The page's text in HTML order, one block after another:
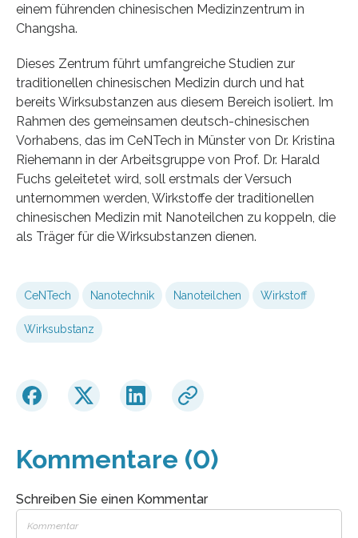
einem führenden chinesischen Medizinzentrum in
Changsha.
Dieses Zentrum führt umfangreiche Studien zur
traditionellen chinesischen Medizin durch und hat
bereits Wirksubstanzen aus diesem Bereich isoliert. Im
Rahmen des gemeinsamen deutsch-chinesischen
Vorhabens, das im CeNTech in Münster von Dr. Kristina
Riehemann in der Arbeitsgruppe von Prof. Dr. Harald
Fuchs geleitetet wird, soll erstmals der Versuch
unternommen werden, Wirkstoffe der traditionellen
chinesischen Medizin mit Nanoteilchen zu koppeln, die
als Träger für die Wirksubstanzen dienen.
CeNTech Nanotechnik Nanoteilchen Wirkstoff
Wirksubstanz
Kommentare (0)
Schreiben Sie einen Kommentar